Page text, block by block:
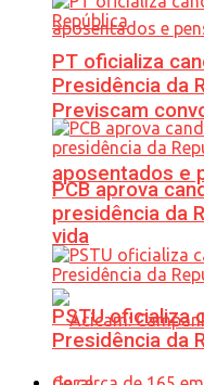
Previscam
aposentados e
vida
PT oficializa
Presidência da
PCB aprova
presidência da
PSTU oficializa
Presidência da